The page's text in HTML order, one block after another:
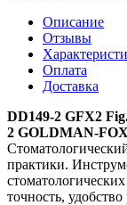
Описание
Отзывы
Оплата
Доставка
DD149-2 GFX2
2 GOLDMAN-FOX
практики.
точность,